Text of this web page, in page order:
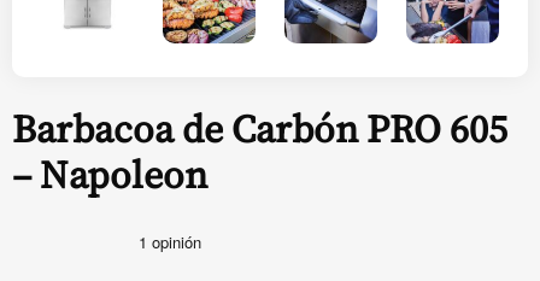
Barbacoa de Carbón PRO 605
– Napoleon